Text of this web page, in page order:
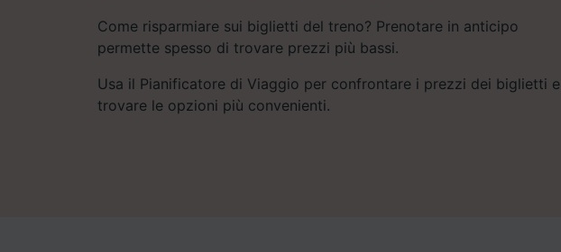
Come risparmiare sui biglietti del treno? Prenotare in anticipo
permette spesso di trovare prezzi più bassi.
Usa il Pianificatore di Viaggio per confrontare i prezzi dei biglietti e
trovare le opzioni più convenienti.